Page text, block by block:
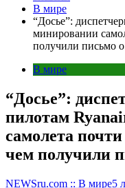
В мире
“Досье”:
минировании
получили письмо
В мире
“Досье”:
пилотам
самолета
чем получили
NEWSru.com :: В мире5